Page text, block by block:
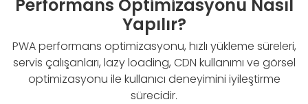
Performans Optimizasyonu Nasıl
Yapılır?
PWA performans optimizasyonu, hızlı yükleme süreleri,
servis çalışanları, lazy loading, CDN kullanımı ve görsel
optimizasyonu ile kullanıcı deneyimini iyileştirme
sürecidir.